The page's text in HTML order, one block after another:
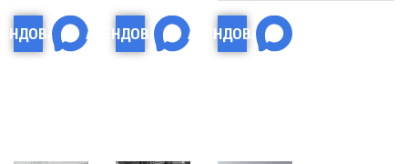
АРЕНДОВАТЬ АРЕНДОВАТЬ